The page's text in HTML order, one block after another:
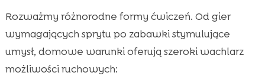
Rozważmy różnorodne formy ćwiczeń. Od gier
wymagających sprytu po zabawki stymulujące
umysł, domowe warunki oferują szeroki wachlarz
możliwości ruchowych: